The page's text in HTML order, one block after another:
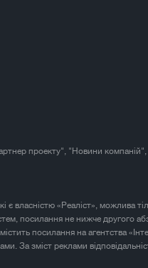
проекту", "Новини компаній",
є власністю «Реаліст», можлива
посилання не нижче другого
посилання на агентства
За зміст реклами